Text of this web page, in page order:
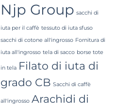
Njp Group sacchi di
iuta per il caffè tessuto di iuta sfuso
sacchi di cotone all'ingrosso Fornitura di
iuta all'ingrosso tela di sacco borse tote
in tela Filato di iuta di
grado CB Sacchi di caffè
all'ingrosso Arachidi di